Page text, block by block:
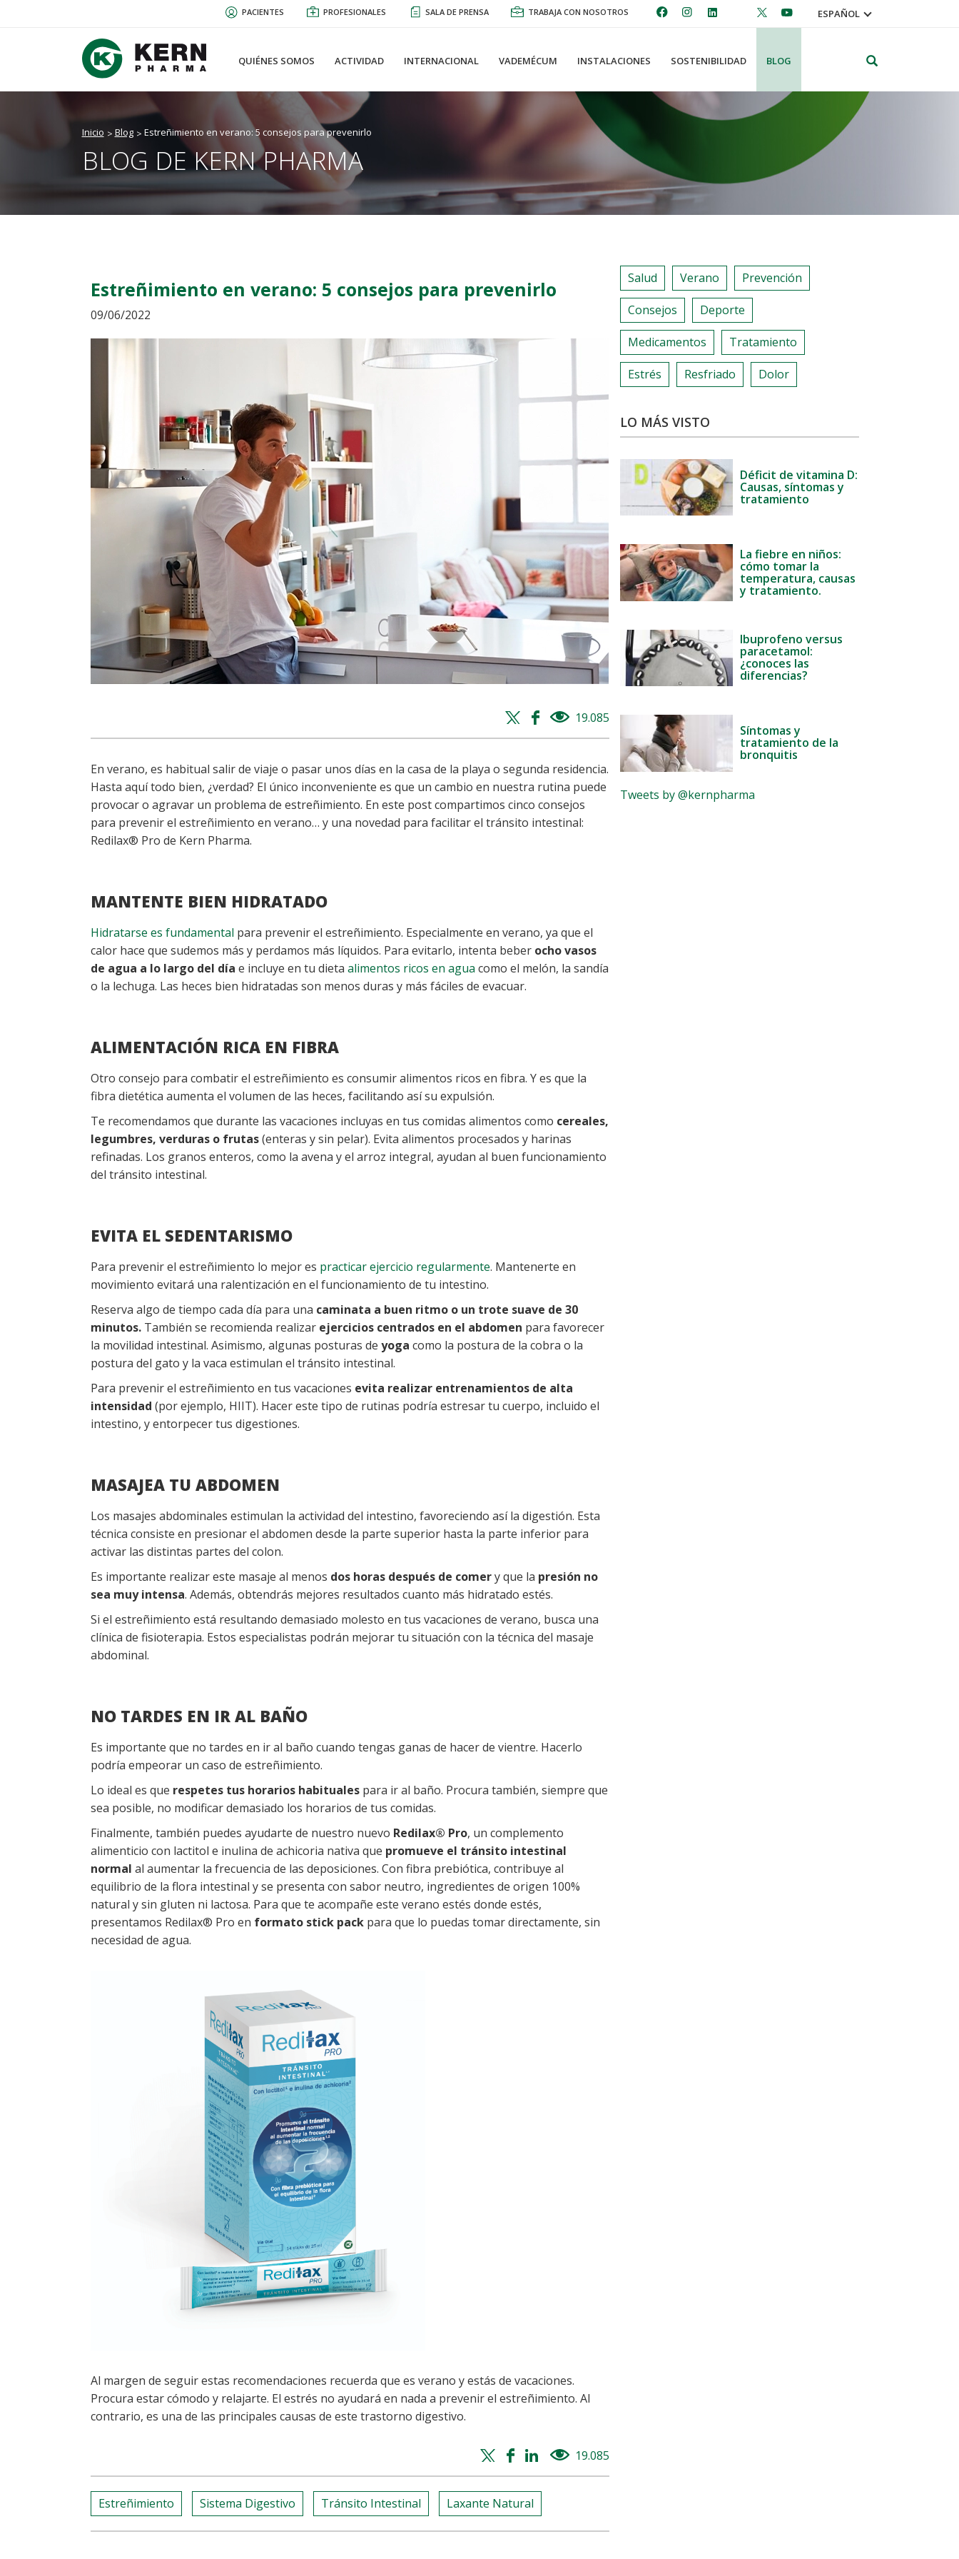
PACIENTES PROFESIONALES SALA DE PRENSA TRABAJA CON NOSOTROS ESPAÑOL
QUIÉNES SOMOS ACTIVIDAD INTERNACIONAL VADEMÉCUM INSTALACIONES SOSTENIBILIDAD BLOG
Inicio Blog Estreñimiento en verano: 5 consejos para prevenirlo
BLOG DE KERN PHARMA
Estreñimiento en verano: 5 consejos para prevenirlo
09/06/2022
Twitter
share
Facebook
share
19.085 views
En verano, es habitual salir de viaje o pasar unos días en la casa de la playa o segunda residencia.
Hasta aquí todo bien, ¿verdad? El único inconveniente es que un cambio en nuestra rutina puede
provocar o agravar un problema de estreñimiento. En este post compartimos cinco consejos
para prevenir el estreñimiento en verano… y una novedad para facilitar el tránsito intestinal:
Redilax® Pro de Kern Pharma.
MANTENTE BIEN HIDRATADO
Hidratarse es fundamental para prevenir el estreñimiento. Especialmente en verano, ya que el
calor hace que sudemos más y perdamos más líquidos. Para evitarlo, intenta beber ocho vasos
de agua a lo largo del día e incluye en tu dieta alimentos ricos en agua como el melón, la sandía
o la lechuga. Las heces bien hidratadas son menos duras y más fáciles de evacuar.
ALIMENTACIÓN RICA EN FIBRA
Otro consejo para combatir el estreñimiento es consumir alimentos ricos en fibra. Y es que la
fibra dietética aumenta el volumen de las heces, facilitando así su expulsión.
Te recomendamos que durante las vacaciones incluyas en tus comidas alimentos como cereales,
legumbres, verduras o frutas(enteras y sin pelar). Evita alimentos procesados y harinas
refinadas. Los granos enteros, como la avena y el arroz integral, ayudan al buen funcionamiento
del tránsito intestinal.
EVITA EL SEDENTARISMO
Para prevenir el estreñimiento lo mejor es practicar ejercicio regularmente. Mantenerte en
movimiento evitará una ralentización en el funcionamiento de tu intestino.
Reserva algo de tiempo cada día para una caminata a buen ritmo o un trote suave de 30
minutos. También se recomienda realizar ejercicios centrados en el abdomen para favorecer
la movilidad intestinal. Asimismo, algunas posturas de yoga como la postura de la cobra o la
postura del gato y la vaca estimulan el tránsito intestinal.
Para prevenir el estreñimiento en tus vacaciones evita realizar entrenamientos de alta
intensidad (por ejemplo, HIIT). Hacer este tipo de rutinas podría estresar tu cuerpo, incluido el
intestino, y entorpecer tus digestiones.
MASAJEA TU ABDOMEN
Los masajes abdominales estimulan la actividad del intestino, favoreciendo así la digestión. Esta
técnica consiste en presionar el abdomen desde la parte superior hasta la parte inferior para
activar las distintas partes del colon.
Es importante realizar este masaje al menos dos horas después de comery que la presión no
sea muy intensa. Además, obtendrás mejores resultados cuanto más hidratado estés.
Si el estreñimiento está resultando demasiado molesto en tus vacaciones de verano, busca una
clínica de fisioterapia. Estos especialistas podrán mejorar tu situación con la técnica del masaje
abdominal.
NO TARDES EN IR AL BAÑO
Es importante que no tardes en ir al baño cuando tengas ganas de hacer de vientre. Hacerlo
podría empeorar un caso de estreñimiento.
Lo ideal es que respetes tus horarios habituales para ir al baño. Procura también, siempre que
sea posible, no modificar demasiado los horarios de tus comidas.
Finalmente, también puedes ayudarte de nuestro nuevo Redilax® Pro, un complemento
alimenticio con lactitol e inulina de achicoria nativa que promueve el tránsito intestinal
normal al aumentar la frecuencia de las deposiciones. Con fibra prebiótica, contribuye al
equilibrio de la flora intestinal y se presenta con sabor neutro, ingredientes de origen 100%
natural y sin gluten ni lactosa. Para que te acompañe este verano estés donde estés,
presentamos Redilax® Pro en formato stick pack para que lo puedas tomar directamente, sin
necesidad de agua.
Al margen de seguir estas recomendaciones recuerda que es verano y estás de vacaciones.
Procura estar cómodo y relajarte. El estrés no ayudará en nada a prevenir el estreñimiento. Al
contrario, es una de las principales causas de este trastorno digestivo.
Twitter
share
Facebook
share
Whatsapp
share
Linkedin
share
19.085
Estreñimiento Sistema Digestivo Tránsito Intestinal Laxante Natural
Salud Verano Prevención
Consejos Deporte
Medicamentos Tratamiento
Estrés Resfriado Dolor
LO MÁS VISTO
Déficit de vitamina D:
Causas, síntomas y
tratamiento
La fiebre en niños:
cómo tomar la
temperatura, causas
y tratamiento.
Ibuprofeno versus
paracetamol:
¿conoces las
diferencias?
Síntomas y
tratamiento de la
bronquitis
Tweets by @kernpharma